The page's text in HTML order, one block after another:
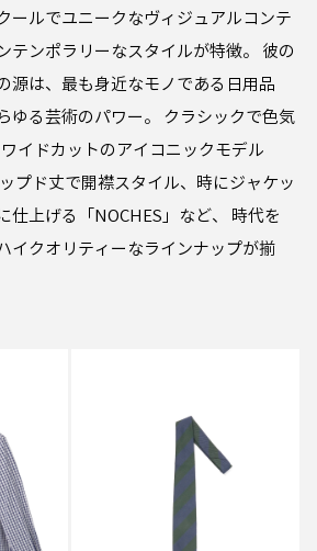
ールでユニークなヴィジュアルコンテ
テンポラリーなスタイルが特徴。 彼の
源は、最も身近なモノである日用品
ゆる芸術のパワー。 クラシックで色気
イドカットのアイコニックモデル
プド丈で開襟スタイル、時にジャケッ
仕上げる「NOCHES」など、 時代を
イクオリティーなラインナップが揃
FIT
CAMISAS MANOLO
CM TIE BLUE/GREEN STRIPES